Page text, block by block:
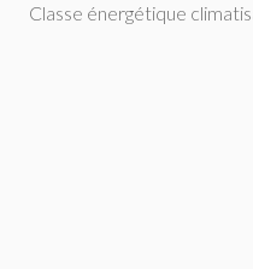
Classe énergétique